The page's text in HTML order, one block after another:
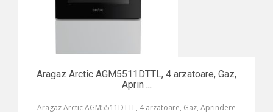
Aragaz Arctic AGM5511DTTL, 4 arzatoare, Gaz,
Aprin ...
Aragaz Arctic AGM5511DTTL, 4 arzatoare, Gaz, Aprindere